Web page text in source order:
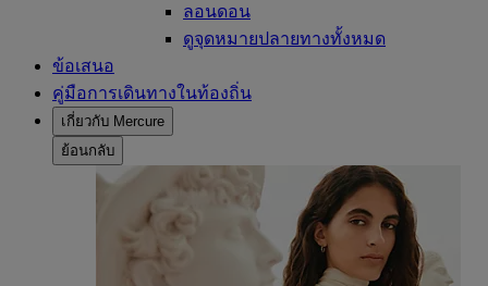
ลอนดอน
ดูจุดหมายปลายทางทั้งหมด
ข้อเสนอ
คู่มือการเดินทางในท้องถิ่น
เกี่ยวกับ Mercure
ย้อนกลับ